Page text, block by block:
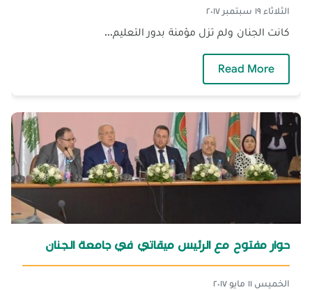
الثلاثاء ١٩ سبتمبر ٢٠١٧
كانت الجنان ولم تزل مؤمنة بدور التعليم...
Read More
حوار مفتوح مع الرئيس ميقاتي في جامعة الجنان
الخميس ١١ مايو ٢٠١٧